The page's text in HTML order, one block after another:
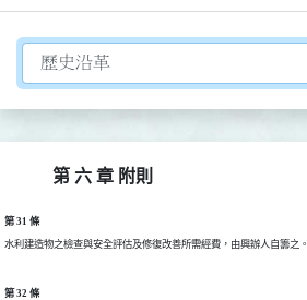
切換選擇法規資訊內容
第 六 章 附則
第 31 條
水利建造物之檢查與安全評估及修復改善所需經費，由興辦人自籌之。
第 32 條